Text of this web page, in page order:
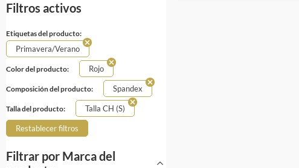
Filtros activos
Etiquetas del producto:
Primavera/Verano
Color del producto: Rojo
Composición del producto: Spandex
Talla del producto: Talla CH (S)
Restablecer filtros
Filtrar por Marca del